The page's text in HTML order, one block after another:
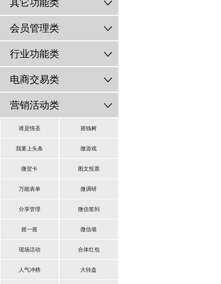
其它功能类
会员管理类
行业功能类
电商交易类
营销活动类
谁是情圣 摇钱树
我要上头条 微游戏
微贺卡 图文投票
万能表单 微调研
分享管理 微信签到
摇一摇 微信墙
现场活动 合体红包
人气冲榜 大转盘